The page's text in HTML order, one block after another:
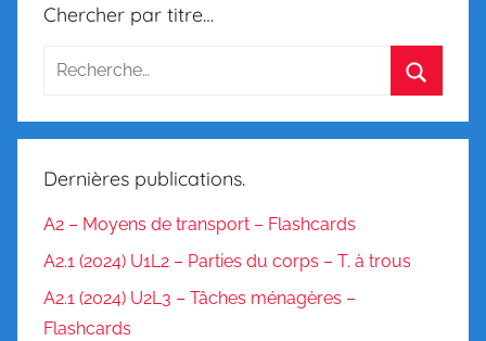
Chercher par titre…
Dernières publications.
A2 – Moyens de transport – Flashcards
A2.1 (2024) U1L2 – Parties du corps – T. à trous
A2.1 (2024) U2L3 – Tâches ménagères –
Flashcards